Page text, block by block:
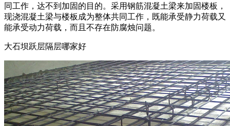
同工作，达不到加固的目的。采用钢筋混凝土梁来加固楼板，
现浇混凝土梁与楼板成为整体共同工作，既能承受静力荷载又
能承受动力荷载，而且不存在防腐烛问题。
大石坝跃层隔层哪家好